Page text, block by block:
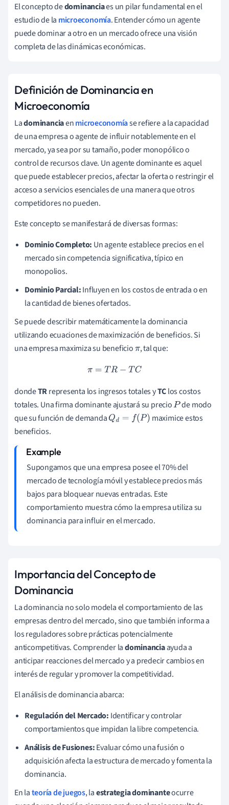
El concepto dedominanciaes un pilar fundamental en el
estudio de la microeconomía. Entender cómo un agente
puede dominar a otro en un mercado ofrece una visión
completa de las dinámicas económicas.
Definición de Dominancia en
Microeconomía
Ladominanciaenmicroeconomíase refiere a la capacidad
de una empresa o agente de influir notablemente en el
mercado, ya sea por su tamaño, poder monopólico o
control de recursos clave. Un agente dominante es aquel
que puede establecer precios, afectar la oferta o restringir el
acceso a servicios esenciales de una manera que otros
competidores no pueden.
Este concepto se manifestará de diversas formas:
Dominio Completo: Un agente establece precios en el
mercado sin competencia significativa, típico en
monopolios.
Dominio Parcial:Influyen en los costos de entrada o en
la cantidad de bienes ofertados.
Se puede describir matemáticamente la dominancia
utilizando ecuaciones de maximización de beneficios. Si
una empresa maximiza su beneficioπ, tal que:
π =TR−TC
dondeTRrepresenta los ingresos totales yTClos costos
totales. Una firma dominante ajustará su precioP de modo
que su función de demandaQd=f(P )
maximice estos
beneficios.
Supongamos que una empresa posee el 70% del
mercado de tecnología móvil y establece precios más
bajos para bloquear nuevas entradas. Este
comportamiento muestra cómo la empresa utiliza su
dominancia para influir en el mercado.
Importancia del Concepto de
Dominancia
La dominancia no solo modela el comportamiento de las
empresas dentro del mercado, sino que también informa a
los reguladores sobre prácticas potencialmente
anticompetitivas. Comprender ladominanciaayuda a
anticipar reacciones del mercado y a predecir cambios en
interés de regular y promover la competitividad.
El análisis de dominancia abarca:
Regulación del Mercado: Identificar y controlar
comportamientos que impidan la libre competencia.
Análisis de Fusiones:Evaluar cómo una fusión o
adquisición afecta la estructura de mercado y fomenta la
dominancia.
En lateoría de juegos, laestrategia dominanteocurre